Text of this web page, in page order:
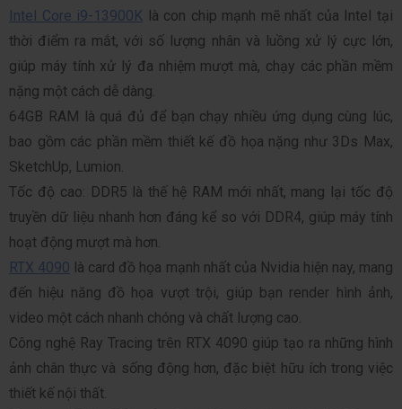
Intel Core i9-13900K là con chip mạnh mẽ nhất của Intel tại
thời điểm ra mắt, với số lượng nhân và luồng xử lý cực lớn,
giúp máy tính xử lý đa nhiệm mượt mà, chạy các phần mềm
nặng một cách dễ dàng.
64GB RAM là quá đủ để bạn chạy nhiều ứng dụng cùng lúc,
bao gồm các phần mềm thiết kế đồ họa nặng như 3Ds Max,
SketchUp, Lumion.
Tốc độ cao: DDR5 là thế hệ RAM mới nhất, mang lại tốc độ
truyền dữ liệu nhanh hơn đáng kể so với DDR4, giúp máy tính
hoạt động mượt mà hơn.
RTX 4090 là card đồ họa mạnh nhất của Nvidia hiện nay, mang
đến hiệu năng đồ họa vượt trội, giúp bạn render hình ảnh,
video một cách nhanh chóng và chất lượng cao.
Công nghệ Ray Tracing trên RTX 4090 giúp tạo ra những hình
ảnh chân thực và sống động hơn, đặc biệt hữu ích trong việc
thiết kế nội thất.